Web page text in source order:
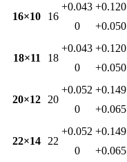
16×10 16
+0.043
0
+0.120
+0.050
18×11 18
+0.043
0
+0.120
+0.050
20×12 20
+0.052
0
+0.149
+0.065
22×14 22
+0.052
0
+0.149
+0.065